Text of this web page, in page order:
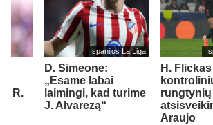
R.
Ispanijos La Liga
D. Simeone:
„Esame labai
laimingi, kad turime
J. Alvarezą“
H.
rungtynių
Araujo